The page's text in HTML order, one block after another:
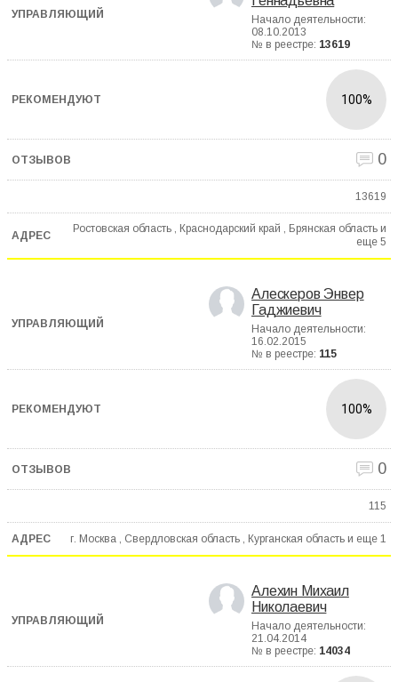
Начало деятельности:
08.10.2013
№ в реестре: 13619
100%
0
13619
Ростовская область , Краснодарский край , Брянская область и
еще 5
Алескеров Энвер
Гаджиевич
Начало деятельности:
16.02.2015
№ в реестре: 115
100%
0
115
г. Москва , Свердловская область , Курганская область и еще 1
Алехин Михаил
Николаевич
Начало деятельности:
21.04.2014
№ в реестре: 14034